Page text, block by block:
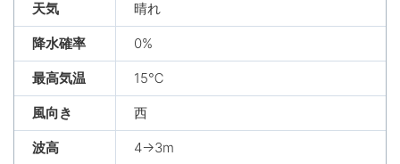
天気 晴れ
降水確率 0%
最高気温 15℃
風向き 西
波高 4→3m